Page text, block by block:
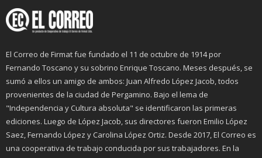
El Correo de Firmat fue fundado el 11 de octubre de 1914 por
Fernando Toscano y su sobrino Enrique Toscano. Meses después, se
sumó a ellos un amigo de ambos: Juan Alfredo López Jacob, todos
provenientes de la ciudad de Pergamino. Bajo el lema de
"Independencia y Cultura absoluta" se identificaron las primeras
ediciones. Luego de López Jacob, sus directores fueron Emilio López
Saez, Fernando López y Carolina López Ortiz. Desde 2017, El Correo es
una cooperativa de trabajo conducida por sus trabajadores. En la